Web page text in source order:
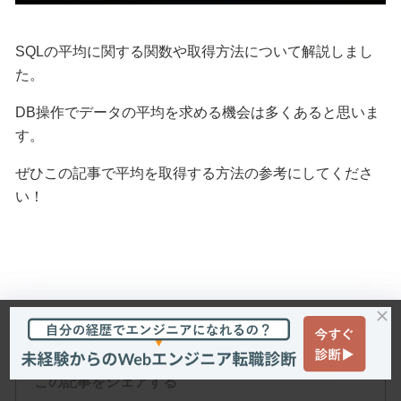
SQLの平均に関する関数や取得方法について解説しまし
た。
DB操作でデータの平均を求める機会は多くあると思いま
す。
ぜひこの記事で平均を取得する方法の参考にしてくださ
い！
この記事をシェアする